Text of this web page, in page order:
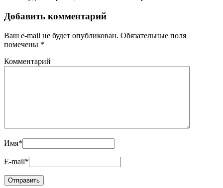
Добавить комментарий
Ваш e-mail не будет опубликован. Обязательные поля
помечены *
Комментарий
Имя*
E-mail*